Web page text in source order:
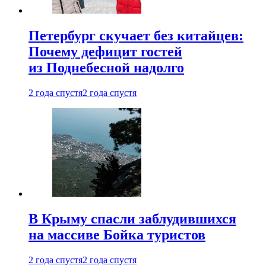
Петербург скучает без китайцев:
Почему дефицит гостей
из Поднебесной надолго
2 года спустя2 года спустя
В Крыму спасли заблудившихся
на массиве Бойка туристов
2 года спустя2 года спустя